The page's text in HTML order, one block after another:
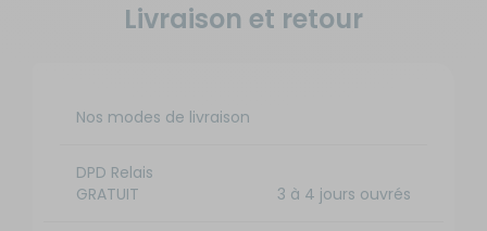
Livraison et retour
Nos modes de livraison
DPD Relais
GRATUIT
3 à 4 jours ouvrés